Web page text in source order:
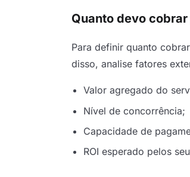
Quanto devo
Para definir quanto
disso, analise fatores
Valor agregado do
Nível de concorrência;
Capacidade de
ROI esperado pelos